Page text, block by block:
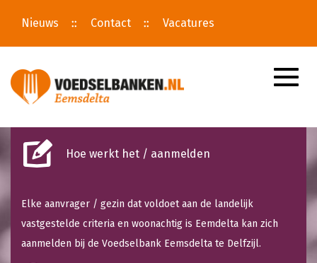
Nieuws Contact Vacatures
Toggle
Hoe werkt het / aanmelden
Elke aanvrager / gezin dat voldoet aan de landelijk
vastgestelde criteria en woonachtig is Eemdelta kan zich
aanmelden bij de Voedselbank Eemsdelta te Delfzijl.